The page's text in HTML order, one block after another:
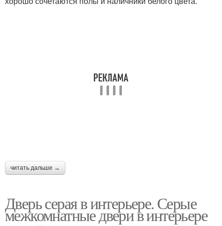
читать дальше →
Дверь серая в интерьере. Серые
межкомнатные двери в интерьере